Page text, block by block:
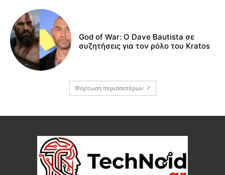
God of War: Ο Dave Bautista σε
συζητήσεις για τον ρόλο του Kratos
Φόρτωση περισσοτέρων